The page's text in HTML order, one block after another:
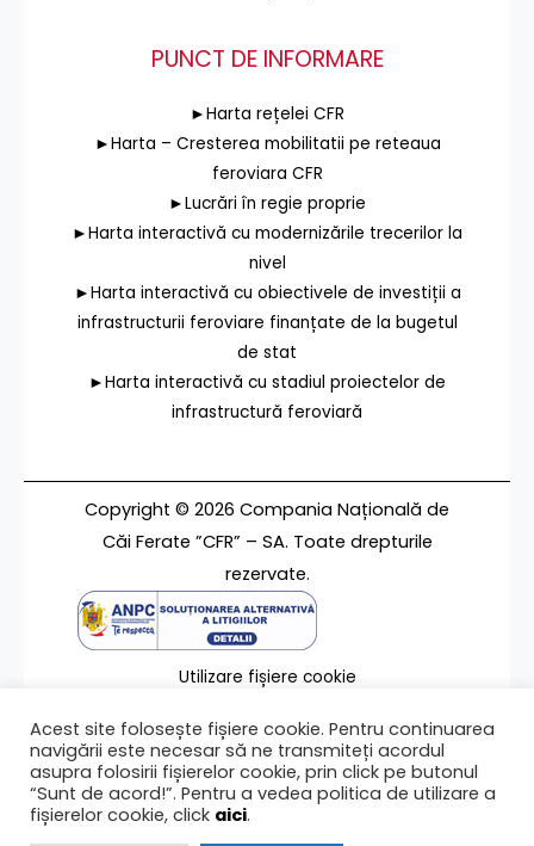
PUNCT DE INFORMARE
►Harta rețelei CFR
►Harta – Cresterea mobilitatii pe reteaua
feroviara CFR
►Lucrări în regie proprie
►Harta interactivă cu modernizările trecerilor la
nivel
►Harta interactivă cu obiectivele de investiții a
infrastructurii feroviare finanțate de la bugetul
de stat
►Harta interactivă cu stadiul proiectelor de
infrastructură feroviară
Copyright © 2026 Compania Națională de
Căi Ferate ”CFR” – SA. Toate drepturile
rezervate.
Utilizare fișiere cookie
Contact
Ultima modificare a paginii 25/07/2017
Acest site folosește fișiere cookie. Pentru continuarea
navigării este necesar să ne transmiteți acordul
asupra folosirii fișierelor cookie, prin click pe butonul
“Sunt de acord!”. Pentru a vedea politica de utilizare a
fișierelor cookie, click aici.